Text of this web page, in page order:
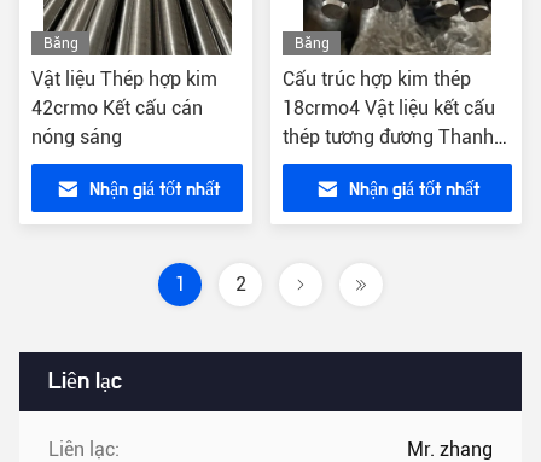
Liên lạc
Liên lạc: Mr. zhang
Băng
hình
Vật liệu Thép hợp kim
42crmo Kết cấu cán
nóng sáng
Nhận giá tốt nhất
Băng
hình
Cấu trúc hợp kim thép
18crmo4 Vật liệu kết cấu
thép tương đương Thanh
tròn bằng thép trơn Aisi
Nhận giá tốt nhất
1 2